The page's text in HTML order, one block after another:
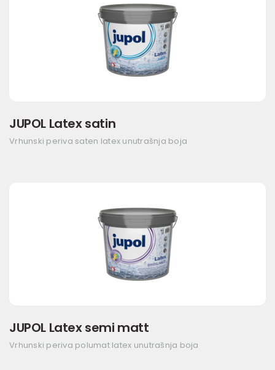
JUPOL Latex satin
Vrhunski periva saten latex unutrašnja boja
JUPOL Latex semi matt
Vrhunski periva polumat latex unutrašnja boja